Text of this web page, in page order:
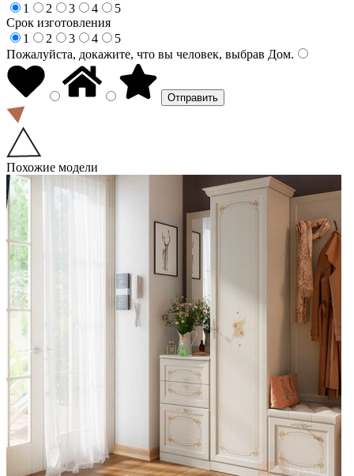
1
2 3 4
5
Срок изготовления
1
2 3 4
5
Пожалуйста, докажите, что вы человек, выбрав Дом.
Похожие модели